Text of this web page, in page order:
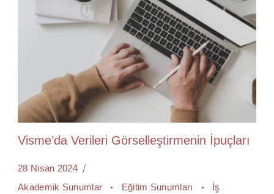
Visme’da Verileri Görselleştirmenin İpuçları
28 Nisan 2024
Akademik Sunumlar
Eğitim Sunumları
İş